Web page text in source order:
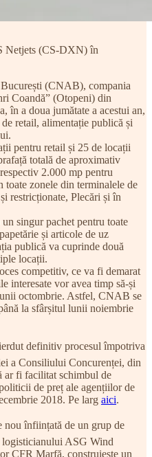
Netjets (CS-DXN) în
(CNAB), compania
Coandă” (Otopeni) din
în a doua jumătate a acestui an,
retail, alimentație publică și
retail și 25 de locații
totală de aproximativ
2.000 mp pentru
zonele din terminalele de
restricționate, Plecări și în
pachet pentru toate
și articole de uz
publică va cuprinde două
locații.
competitiv, ce va fi demarat
interesate vor avea timp să-și
octombrie. Astfel, CNAB se
la sfârșitul lunii noiembrie
definitiv procesul împotriva
a Consiliului Concurenței, din
ar fi facilitat schimbul de
de preț ale agențiilor de
2018. Pe larg aici.
înființată de un grup de
ASG Wind
CFR Marfă, construiește un